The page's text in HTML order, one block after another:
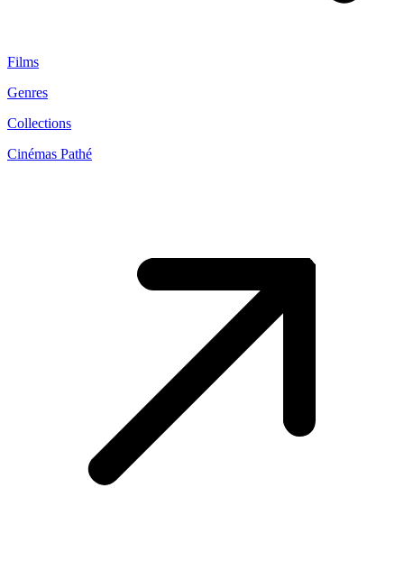
Films
Genres
Collections
Cinémas Pathé